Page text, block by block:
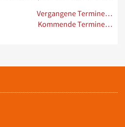
Vergangene Termine…
Kommende Termine…